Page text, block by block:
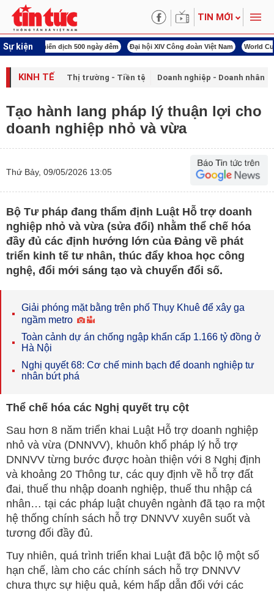
TIN MỚI
Sự kiện
ngày đêm Đại hội XIV Công đoàn Việt Nam World Cup 2026 Kỳ họp thứ
KINH TẾ Thị trường - Tiền tệ Doanh nghiệp - Doanh nhân
Tạo hành lang pháp lý thuận lợi cho
doanh nghiệp nhỏ và vừa
Thứ Bảy, 09/05/2026 13:05
Bộ Tư pháp đang thẩm định Luật Hỗ trợ doanh
nghiệp nhỏ và vừa (sửa đổi) nhằm thể chế hóa
đầy đủ các định hướng lớn của Đảng về phát
triển kinh tế tư nhân, thúc đẩy khoa học công
nghệ, đổi mới sáng tạo và chuyển đổi số.
Giải phóng mặt bằng trên phố Thụy Khuê để xây ga
ngầm metro
Toàn cảnh dự án chống ngập khẩn cấp 1.166 tỷ đồng ở
Hà Nội
Nghị quyết 68: Cơ chế minh bạch để doanh nghiệp tư
nhân bứt phá
Thể chế hóa các Nghị quyết trụ cột
Sau hơn 8 năm triển khai Luật Hỗ trợ doanh nghiệp
nhỏ và vừa (DNNVV), khuôn khổ pháp lý hỗ trợ
DNNVV từng bước được hoàn thiện với 8 Nghị định
và khoảng 20 Thông tư, các quy định về hỗ trợ đất
đai, thuế thu nhập doanh nghiệp, thuế thu nhập cá
nhân… tại các pháp luật chuyên ngành đã tạo ra một
hệ thống chính sách hỗ trợ DNNVV xuyên suốt và
tương đối đầy đủ.
Tuy nhiên, quá trình triển khai Luật đã bộc lộ một số
hạn chế, làm cho các chính sách hỗ trợ DNNVV
chưa thực sự hiệu quả, kém hấp dẫn đối với các